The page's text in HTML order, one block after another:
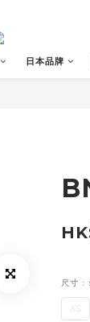
日本品牌
尺寸 :
XS